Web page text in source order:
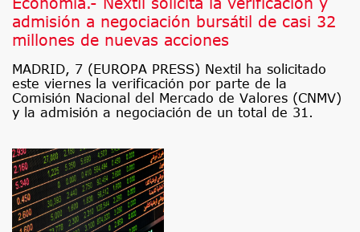
admisión a negociación bursátil de casi 32
millones de nuevas acciones
MADRID, 7 (EUROPA PRESS) Nextil ha solicitado
este viernes la verificación por parte de la
Comisión Nacional del Mercado de Valores (CNMV)
y la admisión a negociación de un total de 31.